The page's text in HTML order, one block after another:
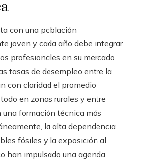
con una población
joven y cada año debe integrar
profesionales en su mercado
tasas de desempleo entre la
con claridad el promedio
en zonas rurales y entre
una formación técnica más
la alta dependencia
fósiles y la exposición al
han impulsado una agenda